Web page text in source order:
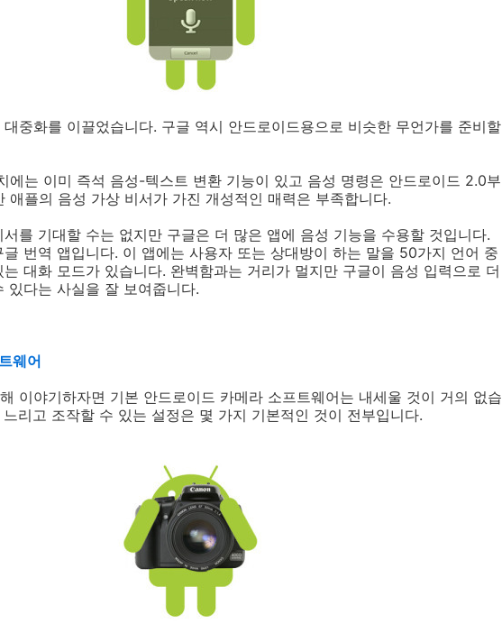
중화를 이끌었습니다. 구글 역시 안드로이드용으로 비슷한 무언가를 준비할
에는 이미 즉석 음성-텍스트 변환 기능이 있고 음성 명령은 안드로이드 2.0부
애플의 음성 가상 비서가 가진 개성적인 매력은 부족합니다.
를 기대할 수는 없지만 구글은 더 많은 앱에 음성 기능을 수용할 것입니다.
번역 앱입니다. 이 앱에는 사용자 또는 상대방이 하는 말을 50가지 언어 중
대화 모드가 있습니다. 완벽함과는 거리가 멀지만 구글이 음성 입력으로 더
있다는 사실을 잘 보여줍니다.
웨어
이야기하자면 기본 안드로이드 카메라 소프트웨어는 내세울 것이 거의 없습
리고 조작할 수 있는 설정은 몇 가지 기본적인 것이 전부입니다.